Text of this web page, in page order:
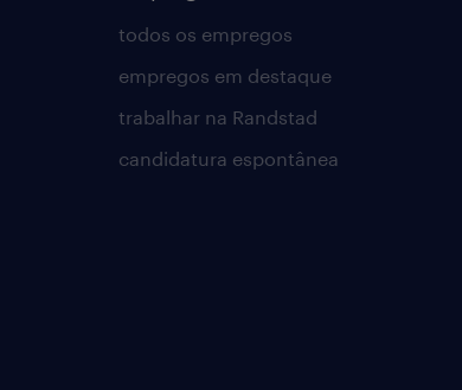
todos os empregos
empregos em destaque
trabalhar na Randstad
candidatura espontânea